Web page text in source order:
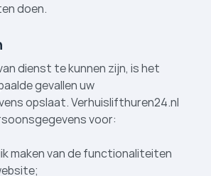
doen.
dienst te kunnen zijn, is het
gevallen uw
opslaat. Verhuislifthuren24.nl
voor:
maken van de functionaliteiten